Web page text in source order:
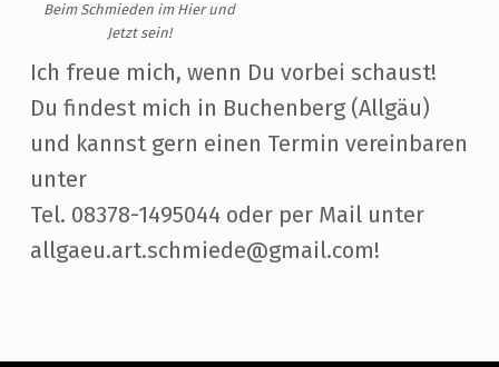
Beim Schmieden im Hier und
Jetzt sein!
Ich freue mich, wenn Du vorbei schaust!
Du findest mich in Buchenberg (Allgäu)
und kannst gern einen Termin vereinbaren
unter
Tel. 08378-1495044 oder per Mail unter
allgaeu.art.schmiede@gmail.com!